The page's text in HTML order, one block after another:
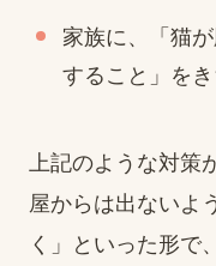
家族に、「猫
すること」を
上記のような対
屋からは出ないよ
く」といった形で